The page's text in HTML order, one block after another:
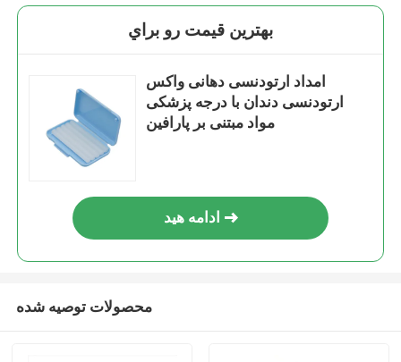
بهترين قيمت رو براي
امداد ارتودنسی دهانی واکس
ارتودنسی دندان با درجه پزشکی
مواد مبتنی بر پارافین
ادامه هید
محصولات توصیه شده